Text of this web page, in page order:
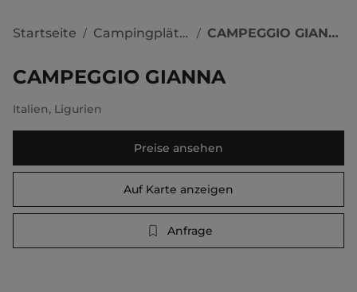
Startseite / Campingplätze / CAMPEGGIO GIANNA
CAMPEGGIO GIANNA
Italien, Ligurien
Preise ansehen
Auf Karte anzeigen
Anfrage